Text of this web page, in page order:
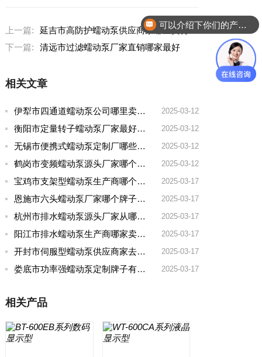
上一篇:
延吉市高防护蠕动泵供应商家哪里卖得好点呢
下一篇:
清远市过滤蠕动泵厂家直销哪家最好
相关文章
2025-03-12
伊犁市四通道蠕动泵公司哪里卖的多一点啊
2025-03-12
衡阳市定量转子蠕动泵厂家最好的品牌有哪些
2025-03-12
无锡市便携式蠕动泵定制厂哪些牌子好一点
2025-03-12
鹤岗市变频蠕动泵源头厂家哪个品牌好一点
2025-03-17
宝鸡市支架型蠕动泵生产商哪个厂家好用点呢
2025-03-17
恩施市六头蠕动泵厂家哪个牌子好用
2025-03-17
杭州市排水蠕动泵源头厂家从哪家拿货质量好
2025-03-17
阳江市排水蠕动泵生产商哪家卖的好
2025-03-17
开封市伺服型蠕动泵供应商家去哪家买好点实惠
2025-03-17
娄底市功率强蠕动泵定制牌子有哪些好
相关产品
可以介绍下你们的产品么？